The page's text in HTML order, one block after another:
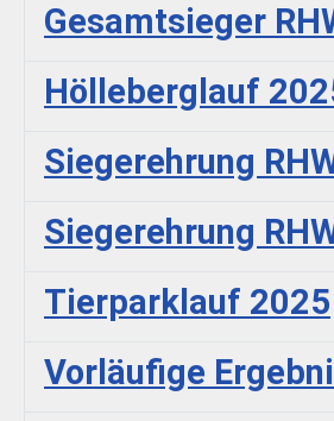
Gesamtsieger
Hölleberglauf
Siegerehrung
Siegerehrung
Tierparklauf 2025
Vorläufige